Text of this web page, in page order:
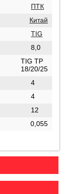
ПТК
Китай
TIG
8,0
TIG TP
18/20/25
4
4
12
0,055